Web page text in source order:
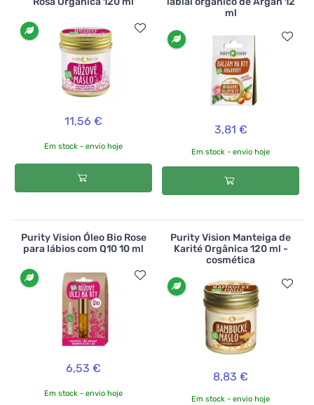
11,56 €
Em stock - envio hoje
ml
3,81 €
Em stock - envio hoje
Purity Vision Óleo Bio Rose
para lábios com Q10 10 ml
6,53 €
Em stock - envio hoje
Purity Vision Manteiga de
Karité Orgânica 120 ml -
cosmética
8,83 €
Em stock - envio hoje